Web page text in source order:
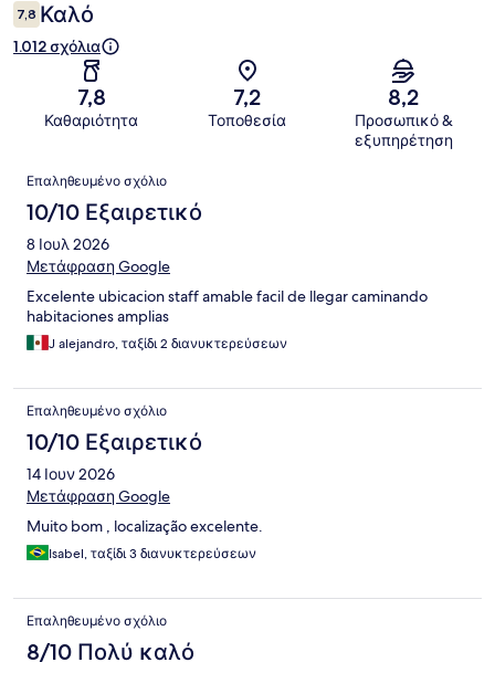
7,8 Καλό
1.012 σχόλια
7,8
Καθαριότητα
7,2
Τοποθεσία
8,2
Προσωπικό &
εξυπηρέτηση
Σχόλια
Επαληθευμένο σχόλιο
10/10 Εξαιρετικό
8 Ιουλ 2026
Μετάφραση Google
Excelente ubicacion staff amable facil de llegar caminando
habitaciones amplias
J alejandro, ταξίδι 2 διανυκτερεύσεων
Επαληθευμένο σχόλιο
10/10 Εξαιρετικό
14 Ιουν 2026
Μετάφραση Google
Muito bom , localização excelente.
Isabel, ταξίδι 3 διανυκτερεύσεων
Επαληθευμένο σχόλιο
8/10 Πολύ καλό